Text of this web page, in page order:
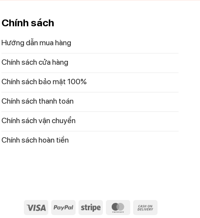
khẩu từ CHLB Đức tiêu chuẩn EU
Chính sách
Hướng dẫn mua hàng
Chính sách cửa hàng
Chính sách bảo mật 100%
Chính sách thanh toán
Chính sách vận chuyển
Chính sách hoàn tiền
Visa PayPal Stripe MasterCard